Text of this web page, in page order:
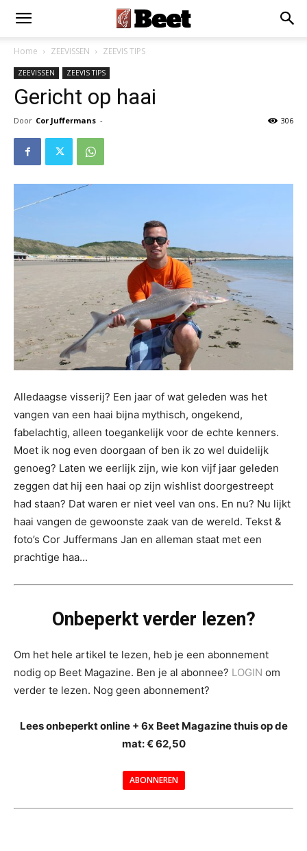
Home ZEEVISSEN ZEEVIS TIPS
ZEEVISSEN ZEEVIS TIPS
Gericht op haai
Door Cor Juffermans - 306
Alledaagse visserij? Een jaar of wat geleden was het
vangen van een haai bijna mythisch, ongekend,
fabelachtig, alleen toegankelijk voor de echte kenners.
Moet ik nog even doorgaan of ben ik zo wel duidelijk
genoeg? Laten we eerlijk zijn, wie kon vijf jaar geleden
zeggen dat hij een haai op zijn wishlist doorgestreept
had staan? Dat waren er niet veel van ons. En nu? Nu lijkt
haai vangen de gewoonste zaak van de wereld. Tekst &
foto’s Cor Juffermans Jan en alleman staat met een
prachtige haa...
Onbeperkt verder lezen?
Om het hele artikel te lezen, heb je een abonnement
nodig op Beet Magazine. Ben je al abonnee? LOGIN om
verder te lezen. Nog geen abonnement?
Lees onbeperkt online + 6x Beet Magazine thuis op de
mat: € 62,50
ABONNEREN